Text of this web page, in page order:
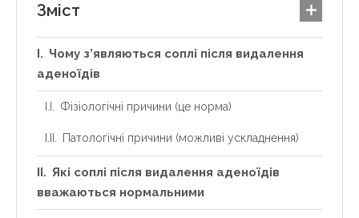
Зміст
Чому з’являються соплі після видалення
аденоїдів
Фізіологічні причини (це норма)
Патологічні причини (можливі ускладнення)
Які соплі після видалення аденоїдів
вважаються нормальними